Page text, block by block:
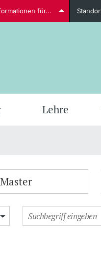
für...
Lehre
Master